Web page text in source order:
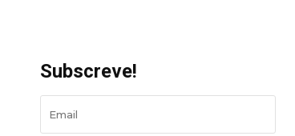
Subscreve!